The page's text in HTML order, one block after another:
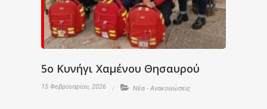
5ο Κυνήγι Χαμένου Θησαυρού
15 Φεβρουαρίου, 2026 Νέα - Ανακοινώσεις